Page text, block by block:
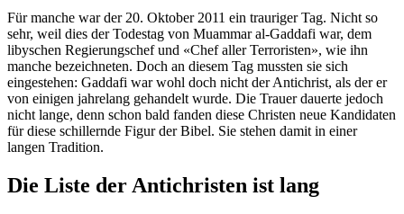
Für manche war der 20. Oktober 2011 ein trauriger Tag. Nicht so
sehr, weil dies der Todestag von Muammar al-Gaddafi war, dem
libyschen Regierungschef und «Chef aller Terroristen», wie ihn
manche bezeichneten. Doch an diesem Tag mussten sie sich
eingestehen: Gaddafi war wohl doch nicht der Antichrist, als der er
von einigen jahrelang gehandelt wurde. Die Trauer dauerte jedoch
nicht lange, denn schon bald fanden diese Christen neue Kandidaten
für diese schillernde Figur der Bibel. Sie stehen damit in einer
langen Tradition.
Die Liste der Antichristen ist lang